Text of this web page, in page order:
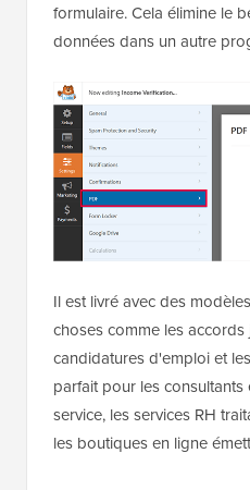
formulaire. Cela élimine le
données dans un autre
Il est livré avec des
choses comme les accords
candidatures d'emploi et
parfait pour les
service, les services RH
les boutiques en ligne